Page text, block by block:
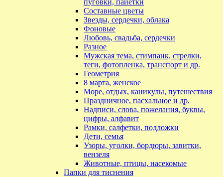
пуговки, пайетки
Составные цветы
Звезды, сердечки, облака
Фоновые
Любовь, свадьба, сердечки
Разное
Мужская тема, стимпанк, стрелки,
теги, фотопленка, транспорт и др.
Геометрия
8 марта, женское
Море, отдых, каникулы, путешествия
Праздничное, пасхальное и др.
Надписи, слова, пожелания, буквы,
цифры, алфавит
Рамки, салфетки, подложки
Дети, семья
Узоры, уголки, бордюры, завитки,
вензеля
Животные, птицы, насекомые
Папки для тиснения